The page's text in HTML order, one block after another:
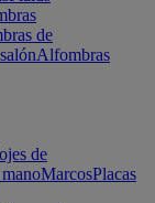
de
Alfombras
de
MarcosPlacas